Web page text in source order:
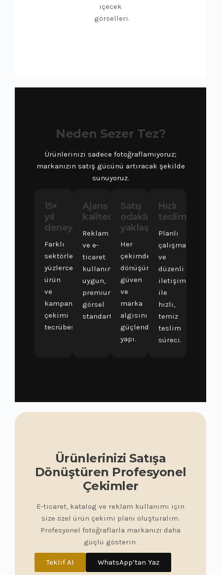
içecek
görselleri.
Neden Sezer Tez?
Ürünlerinizi sadece fotoğraflamıyoruz;
markanızın satış gücünü artıracak şekilde
sunuyoruz.
15+
yıl
deneyim
Farklı
sektörlerde
yüzlerce
ürün
ve
kampanya
çekimi
tecrübesi.
Ajans
kalitesi
Reklam
ve e-
ticaret
kullanımına
uygun,
premium
görsel
standartları.
Satış
odaklı
yaklaşım
Her
çekimde
dönüşüm,
güven
ve
marka
algısını
güçlendiren
yapı.
Hızlı
teslim
Planlı
çalışma
ve
düzenli
iletişim
ile
hızlı,
temiz
teslim
süreci.
Ürünlerinizi Satışa
Dönüştüren Profesyonel
Çekimler
E-ticaret, katalog ve reklam kullanımı için
size özel ürün çekimi planı oluşturalım.
Profesyonel fotoğraflarla markanızı daha
güçlü gösterin.
Teklif Al WhatsApp’tan Yaz